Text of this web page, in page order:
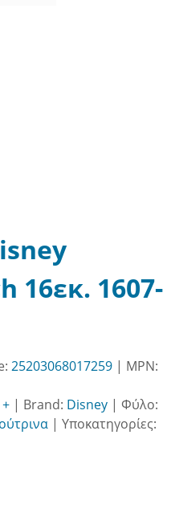
16εκ. 1607-
25203068017259 | MPN:
| Brand: Disney | Φύλο:
| Υποκατηγορίες: